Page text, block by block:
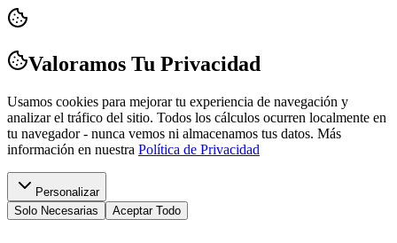
Valoramos Tu Privacidad
Usamos cookies para mejorar tu experiencia de navegación y
analizar el tráfico del sitio. Todos los cálculos ocurren localmente en
tu navegador - nunca vemos ni almacenamos tus datos. Más
información en nuestra Política de Privacidad
Personalizar
Solo Necesarias
Aceptar Todo